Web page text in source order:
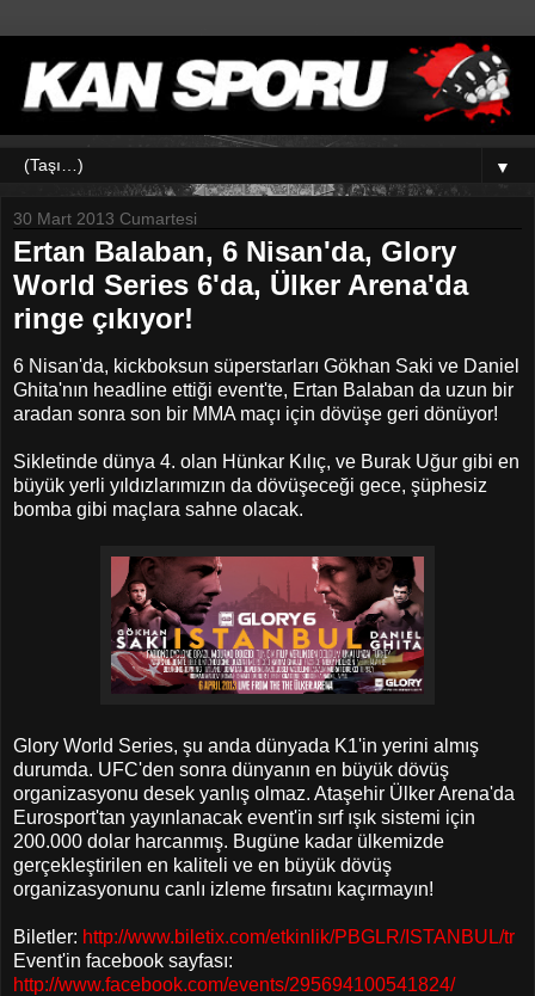
▼
30 Mart 2013 Cumartesi
Ertan Balaban, 6 Nisan'da, Glory
World Series 6'da, Ülker Arena'da
ringe çıkıyor!
6 Nisan'da, kickboksun süperstarları Gökhan Saki ve Daniel
Ghita'nın headline ettiği event'te, Ertan Balaban da uzun bir
aradan sonra son bir MMA maçı için dövüşe geri dönüyor!
Sikletinde dünya 4. olan Hünkar Kılıç, ve Burak Uğur gibi en
büyük yerli yıldızlarımızın da dövüşeceği gece, şüphesiz
bomba gibi maçlara sahne olacak.
Glory World Series, şu anda dünyada K1'in yerini almış
durumda. UFC'den sonra dünyanın en büyük dövüş
organizasyonu desek yanlış olmaz. Ataşehir Ülker Arena'da
Eurosport'tan yayınlanacak event'in sırf ışık sistemi için
200.000 dolar harcanmış. Bugüne kadar ülkemizde
gerçekleştirilen en kaliteli ve en büyük dövüş
organizasyonunu canlı izleme fırsatını kaçırmayın!
Biletler: http://www.biletix.com/etkinlik/PBGLR/ISTANBUL/tr
Event'in facebook sayfası:
http://www.facebook.com/events/295694100541824/